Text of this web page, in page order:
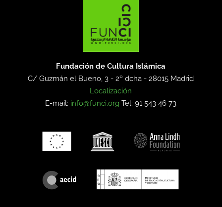
Fundación de Cultura Islámica
C/ Guzmán el Bueno, 3 - 2º dcha -28015 Madrid
Localización
E-mail: info@funci.org Tel: 91 543 46 73